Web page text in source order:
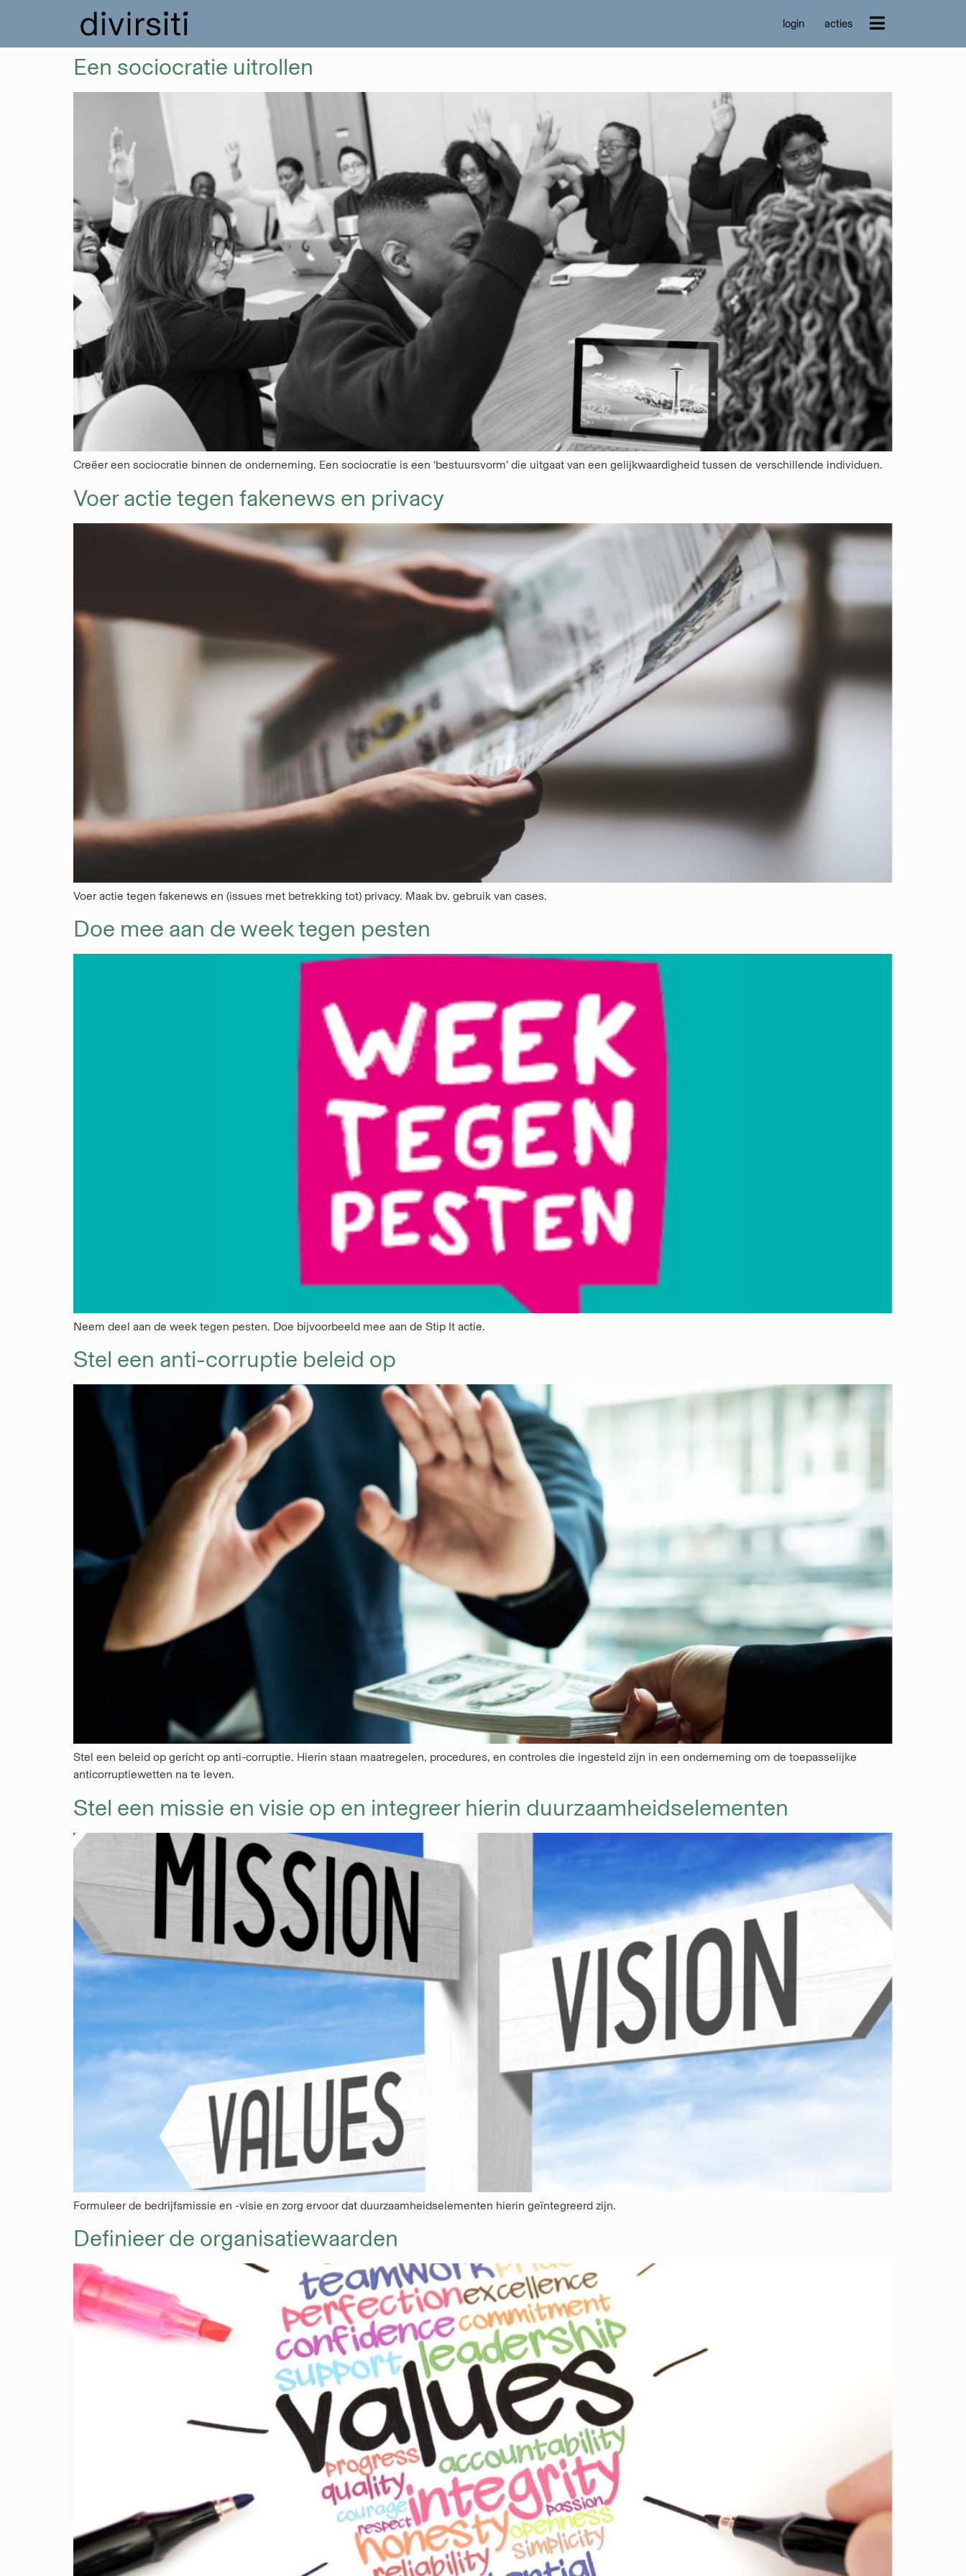
login acties
Een sociocratie uitrollen
Creëer een sociocratie binnen de onderneming. Een sociocratie is een ‘bestuursvorm’ die uitgaat van een gelijkwaardigheid tussen de verschillende individuen.
Voer actie tegen fakenews en privacy
Voer actie tegen fakenews en (issues met betrekking tot) privacy. Maak bv. gebruik van cases.
Doe mee aan de week tegen pesten
Neem deel aan de week tegen pesten. Doe bijvoorbeeld mee aan de Stip It actie.
Stel een anti-corruptie beleid op
Stel een beleid op gericht op anti-corruptie. Hierin staan maatregelen, procedures, en controles die ingesteld zijn in een onderneming om de toepasselijke
anticorruptiewetten na te leven.
Stel een missie en visie op en integreer hierin duurzaamheidselementen
Formuleer de bedrijfsmissie en -visie en zorg ervoor dat duurzaamheidselementen hierin geïntegreerd zijn.
Definieer de organisatiewaarden